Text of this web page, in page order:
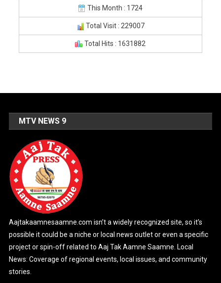
This Month : 1724
Total Visit : 229007
Total Hits : 1631882
MTV NEWS 9
Aajtakaamnesaamne.com isn’t a widely recognized site, so it’s
possible it could be a niche or local news outlet or even a specific
project or spin-off related to Aaj Tak Aamne Saamne. Local
News: Coverage of regional events, local issues, and community
stories.